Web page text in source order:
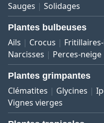
Sauges
Solidages
Plantes bulbeuses
Ails Crocus
Narcisses
Perces-neige
Plantes grimpantes
Clématites Glycines
Vignes vierges